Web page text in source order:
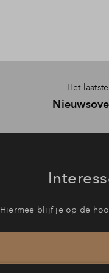
Het
Hiermee blijf je op de